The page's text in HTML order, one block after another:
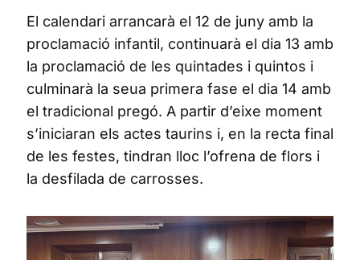
El calendari arrancarà el 12 de juny amb la
proclamació infantil, continuarà el dia 13 amb
la proclamació de les quintades i quintos i
culminarà la seua primera fase el dia 14 amb
el tradicional pregó. A partir d’eixe moment
s’iniciaran els actes taurins i, en la recta final
de les festes, tindran lloc l’ofrena de flors i
la desfilada de carrosses.